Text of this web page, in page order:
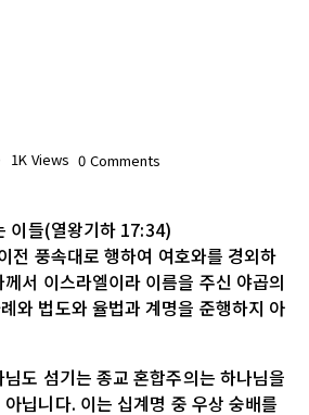
1K Views 0 Comments
이들(열왕기하 17:34)
전 풍속대로 행하여 여호와를 경외하
서 이스라엘이라 이름을 주신 야곱의
와 법도와 율법과 계명을 준행하지 아
도 섬기는 종교 혼합주의는 하나님을
닙니다. 이는 십계명 중 우상 숭배를